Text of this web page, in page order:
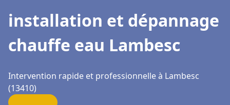
installation et dépannage
chauffe eau Lambesc
Intervention rapide et professionnelle à Lambesc
(13410)